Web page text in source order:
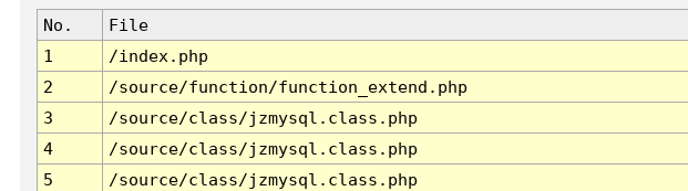
No. File
1
/index.php
2
/source/function/function_extend.php
3
/source/class/jzmysql.class.php
4
/source/class/jzmysql.class.php
5
/source/class/jzmysql.class.php